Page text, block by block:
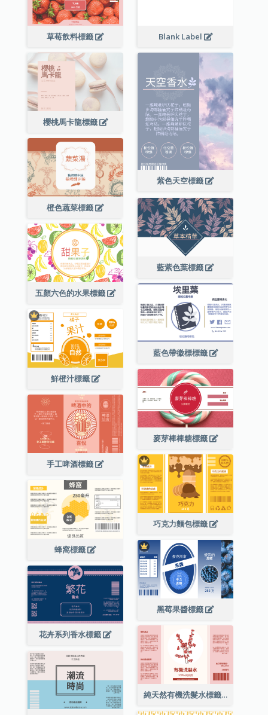
草莓飲料標籤 Blank Label
櫻桃馬卡龍標籤
紫色天空標籤
橙色蔬菜標籤
藍紫色葉標籤
五顏六色的水果標籤
藍色帶徽標標籤
鮮橙汁標籤
麥芽棒棒糖標籤
手工啤酒標籤
巧克力麵包標籤
蜂窩標籤
黑莓果醬標籤
花卉系列香水標籤
純天然有機洗髮水標籤